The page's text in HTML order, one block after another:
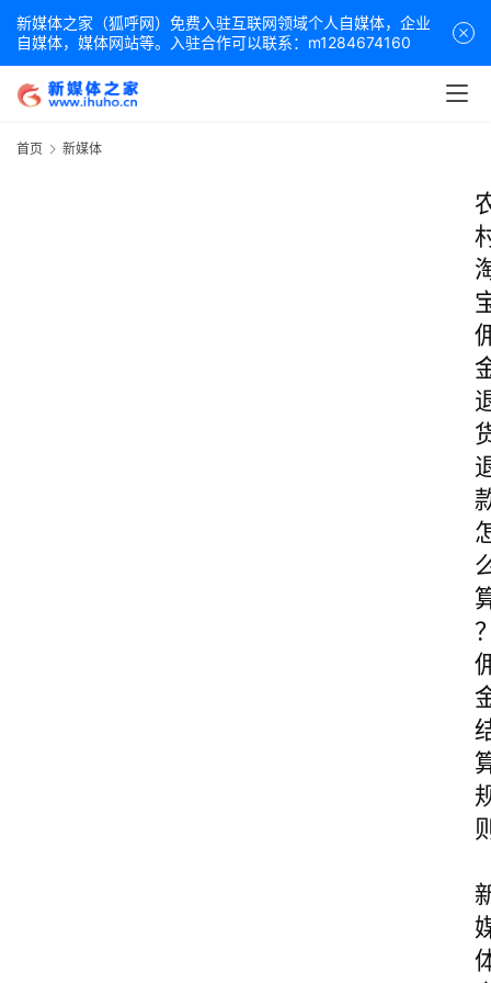
新媒体之家（狐呼网）免费入驻互联网领域个人自媒体，企业
自媒体，媒体网站等。入驻合作可以联系：m1284674160
首页 新媒体